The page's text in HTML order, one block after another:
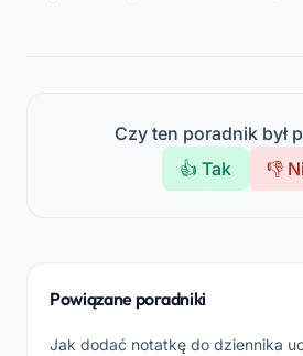
Czy ten poradnik był
👍 Tak
👎
Powiązane poradniki
Jak dodać notatkę do dziennika